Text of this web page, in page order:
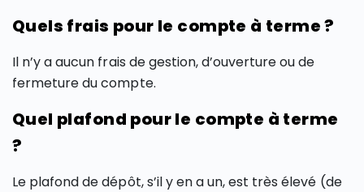
Quels frais pour le compte à terme ?
Il n’y a aucun frais de gestion, d’ouverture ou de
fermeture du compte.
Quel plafond pour le compte à terme
?
Le plafond de dépôt, s’il y en a un, est très élevé (de